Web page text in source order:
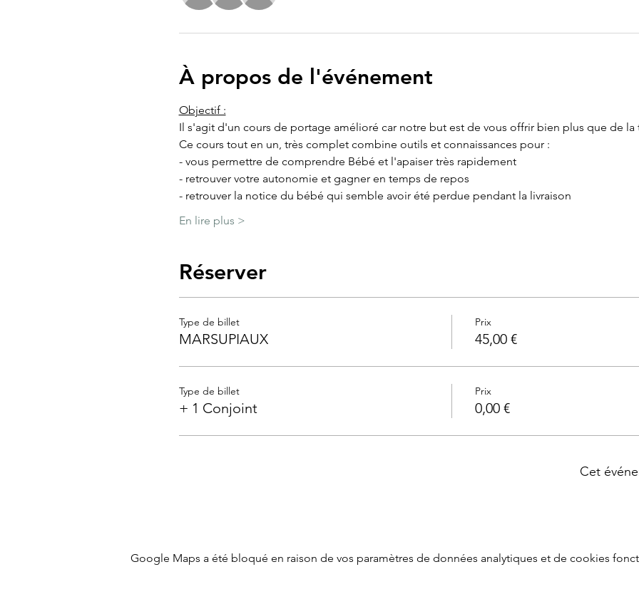
À propos de l'événement
Objectif :
Il s'agit d'un cours de portage amélioré car notre but est de vous offrir bien plus que de la
Ce cours tout en un, très complet combine outils et connaissances pour :
- vous permettre de comprendre Bébé et l'apaiser très rapidement
- retrouver votre autonomie et gagner en temps de repos
- retrouver la notice du bébé qui semble avoir été perdue pendant la livraison
En lire plus >
Réserver
Type de billet
MARSUPIAUX
Prix
45,00 €
Type de billet
+ 1 Conjoint
Prix
0,00 €
Cet
Google Maps a été bloqué en raison de vos paramètres de données analytiques et de cookies